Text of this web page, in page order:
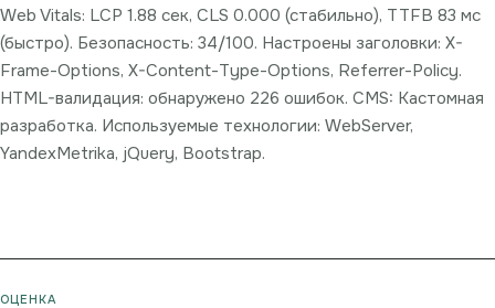
Web Vitals: LCP 1.88 сек, CLS 0.000 (стабильно), TTFB 83 мс
(быстро). Безопасность: 34/100. Настроены заголовки: X-
Frame-Options, X-Content-Type-Options, Referrer-Policy.
HTML-валидация: обнаружено 226 ошибок. CMS: Кастомная
разработка. Используемые технологии: WebServer,
YandexMetrika, jQuery, Bootstrap.
ОЦЕНКА